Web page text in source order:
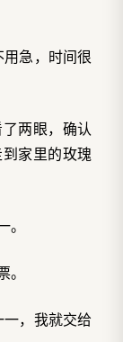
急，时间很
两眼，确认
家里的玫瑰
，我就交给